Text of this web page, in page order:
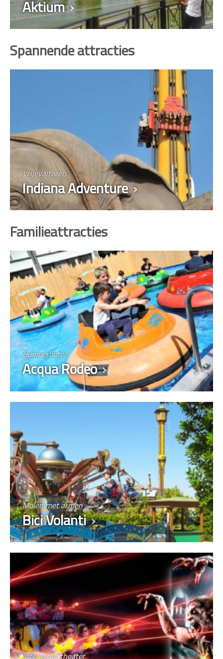
Aktium
Spannende attracties
Vrijevaltoren
Indiana Adventure
Familieattracties
Bumperboten
Acqua Rodeo
Molen met armen
Bici Volanti
Interactief theater